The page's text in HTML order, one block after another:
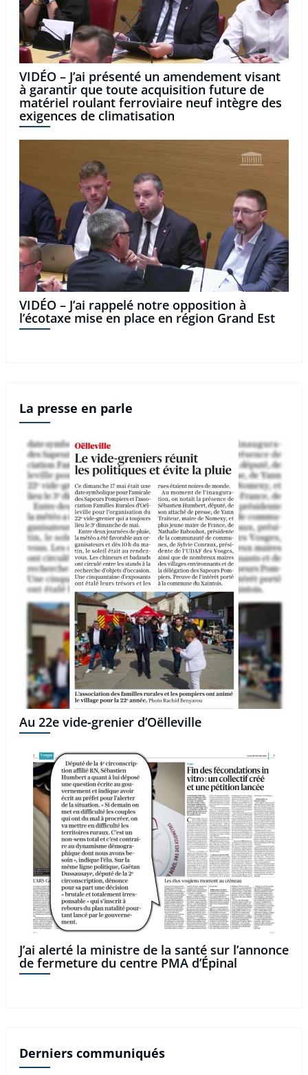
VIDÉO – J’ai présenté un amendement visant
à garantir que toute acquisition future de
matériel roulant ferroviaire neuf intègre des
exigences de climatisation
VIDÉO – J’ai rappelé notre opposition à
l’écotaxe mise en place en région Grand Est
La presse en parle
Au 22e vide-grenier d’Oëlleville
J’ai alerté la ministre de la santé sur l’annonce
de fermeture du centre PMA d’Épinal
Derniers communiqués